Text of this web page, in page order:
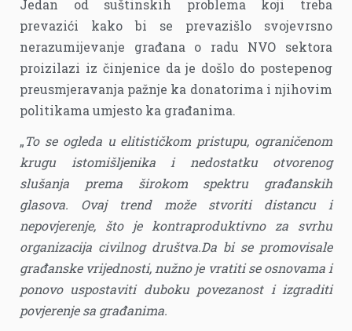
Jedan od suštinskih problema koji treba
prevazići kako bi se prevazišlo svojevrsno
nerazumijevanje građana o radu NVO sektora
proizilazi iz činjenice da je došlo do postepenog
preusmjeravanja pažnje ka donatorima i njihovim
politikama umjesto ka građanima.
„To se ogleda u elitističkom pristupu, ograničenom
krugu istomišljenika i nedostatku otvorenog
slušanja prema širokom spektru građanskih
glasova. Ovaj trend može stvoriti distancu i
nepovjerenje, što je kontraproduktivno za svrhu
organizacija civilnog društva.Da bi se promovisale
građanske vrijednosti, nužno je vratiti se osnovama i
ponovo uspostaviti duboku povezanost i izgraditi
povjerenje sa građanima.